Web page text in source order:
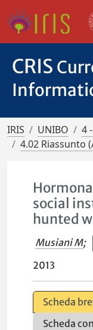
CRIS
IRIS UNIBO
4
4.02 Riassunto
social
hunted
Musiani M;
2013
Scheda
Scheda